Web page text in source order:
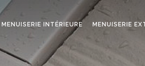
MENUISERIE INTÉRIEURE MENUISERIE